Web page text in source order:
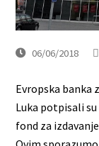
06/06/2018
Evropska banka
Luka potpisali
fond za